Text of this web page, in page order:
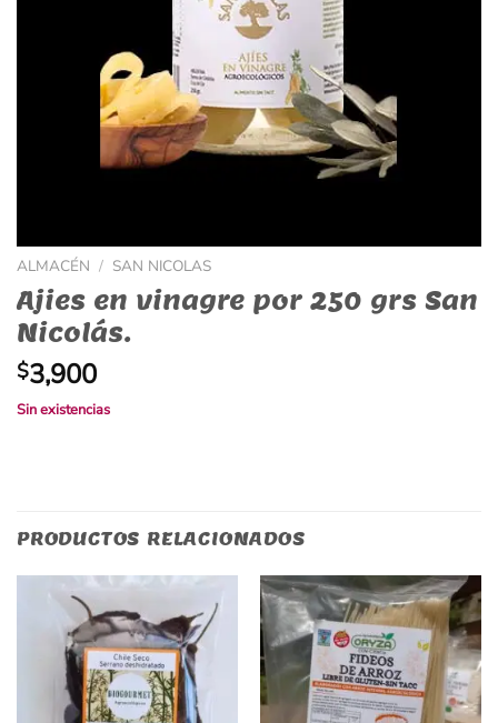
ALMACÉN / SAN NICOLAS
Ajies en vinagre por 250 grs San
Nicolás.
$3,900
Sin existencias
PRODUCTOS RELACIONADOS